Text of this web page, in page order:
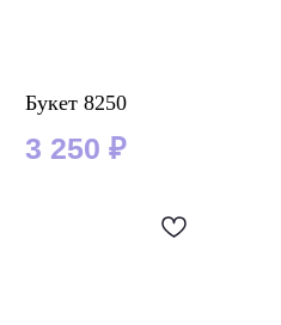
Букет 8250
3 250 ₽